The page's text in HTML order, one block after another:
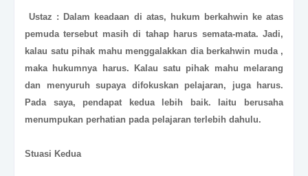
Ustaz : Dalam keadaan di atas, hukum berkahwin ke atas
pemuda tersebut masih di tahap harus semata-mata. Jadi,
kalau satu pihak mahu menggalakkan dia berkahwin muda ,
maka hukumnya harus. Kalau satu pihak mahu melarang
dan menyuruh supaya difokuskan pelajaran, juga harus.
Pada saya, pendapat kedua lebih baik. Iaitu berusaha
menumpukan perhatian pada pelajaran terlebih dahulu.
Stuasi Kedua